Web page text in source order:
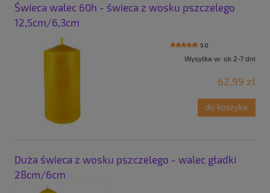
Świeca walec 60h - świeca z wosku pszczelego
12,5cm/6,3cm
5.0
Wysyłka w: ok 2-7 dni
62,99 zł
do koszyka
Duża świeca z wosku pszczelego - walec gładki
28cm/6cm